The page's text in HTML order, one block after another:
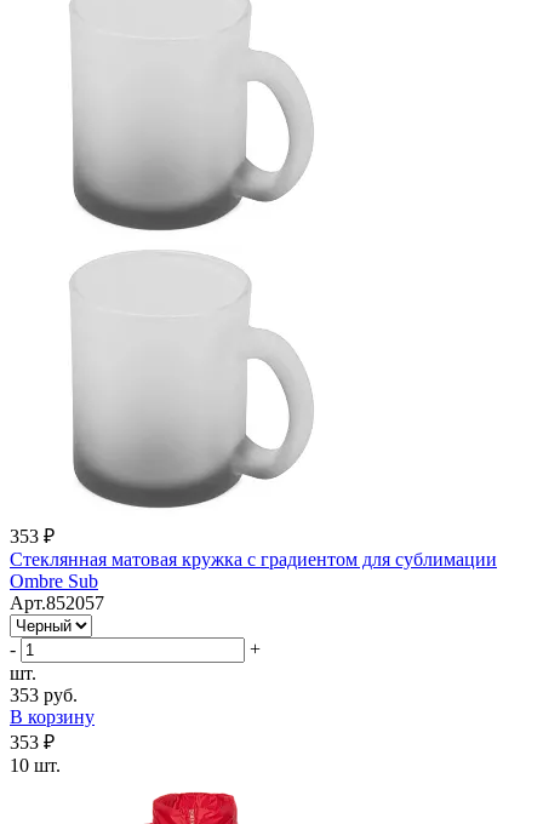
353 ₽
Стеклянная матовая кружка с градиентом для сублимации
Ombre Sub
Арт.852057
-
+
шт.
353 руб.
В корзину
353 ₽
10 шт.